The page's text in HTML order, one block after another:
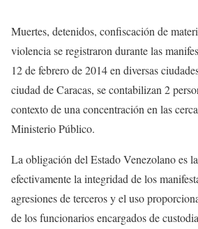
Muertes, detenidos, confiscación de
violencia se registraron durante las
12 de febrero de 2014 en diversas
ciudad de Caracas, se contabilizan 2
contexto de una concentración en las
Ministerio Público.
La obligación del Estado Venezolano es
efectivamente la integridad de los
agresiones de terceros y el uso
de los funcionarios encargados de